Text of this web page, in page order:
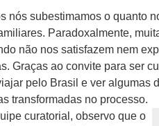
nós subestimamos o quanto
Paradoxalmente,
não nos satisfazem nem
Graças ao convite para ser
pelo Brasil e ver algumas
transformadas no processo.
curatorial, observo que o